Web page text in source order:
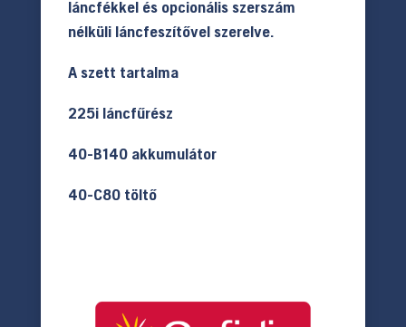
láncfékkel és opcionális szerszám
nélküli láncfeszítővel szerelve.
A szett tartalma
225i láncfűrész
40-B140 akkumulátor
40-C80 töltő